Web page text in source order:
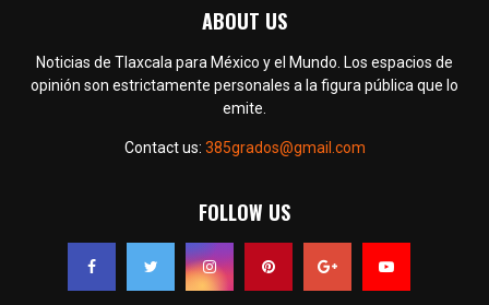
ABOUT US
Noticias de Tlaxcala para México y el Mundo. Los espacios de
opinión son estrictamente personales a la figura pública que lo
emite.
Contact us: 385grados@gmail.com
FOLLOW US